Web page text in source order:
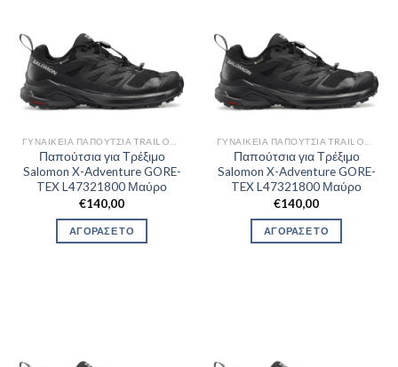
ΓΥΝΑΙΚΕΊΑ ΠΑΠΟΎΤΣΙΑ TRAIL OUTDOR
Παπούτσια για Τρέξιμο
Salomon X-Adventure GORE-
TEX L47321800 Μαύρο
€140,00
ΑΓΟΡΑΣΕ ΤΟ
ΓΥΝΑΙΚΕΊΑ ΠΑΠΟΎΤΣΙΑ TRAIL OUTDOR
Παπούτσια για Τρέξιμο
Salomon X-Adventure GORE-
TEX L47321800 Μαύρο
€140,00
ΑΓΟΡΑΣΕ ΤΟ